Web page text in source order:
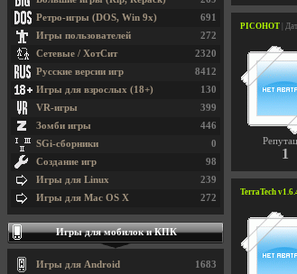
PICOHOT |
1
TerraTech
691
Ретро-игры (DOS, Win 9x)
272
Игры пользователей
2320
Сетевые / ХотСит
8412
Русские версии игр
130
Игры для взрослых (18+)
399
VR-игры
446
Зомби игры
0
SGi-сборники
98
Создание игр
239
Игры для Linux
272
Игры для Mac OS X
Игры для мобилок и КПК
1683
Игры для Android